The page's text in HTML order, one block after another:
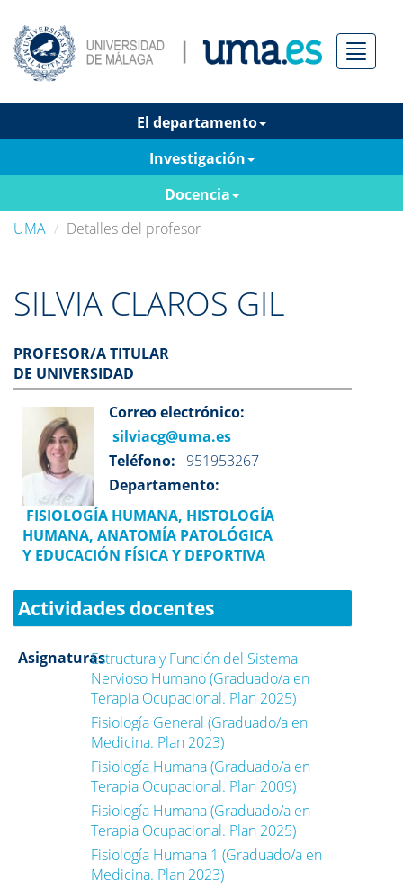
Menú
El departamento
Investigación
Docencia
UMA
Detalles del profesor
SILVIA CLAROS GIL
PROFESOR/A TITULAR
DE UNIVERSIDAD
Correo electrónico:
silviacg@uma.es
Teléfono: 951953267
Departamento:
FISIOLOGÍA HUMANA, HISTOLOGÍA
HUMANA, ANATOMÍA PATOLÓGICA
Y EDUCACIÓN FÍSICA Y DEPORTIVA
Actividades docentes
AsignaturasEstructura y Función del Sistema
Nervioso Humano (Graduado/a en
Terapia Ocupacional. Plan 2025)
Fisiología General (Graduado/a en
Medicina. Plan 2023)
Fisiología Humana (Graduado/a en
Terapia Ocupacional. Plan 2009)
Fisiología Humana (Graduado/a en
Terapia Ocupacional. Plan 2025)
Fisiología Humana 1 (Graduado/a en
Medicina. Plan 2023)